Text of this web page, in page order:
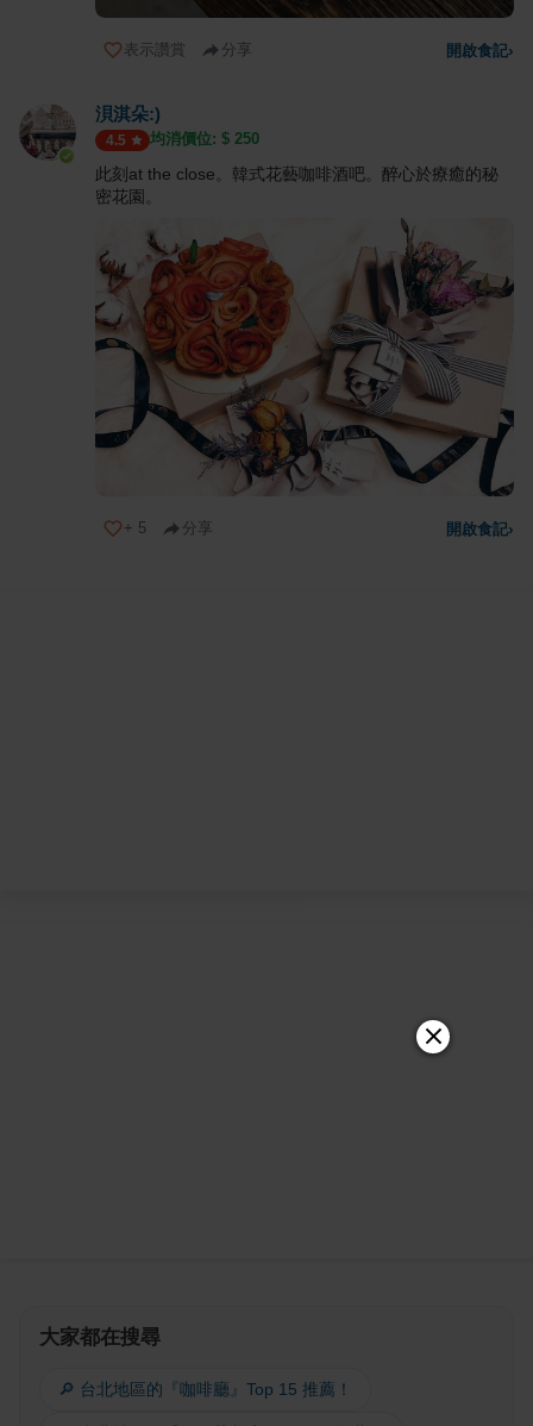
表示讚賞 分享 開啟食記›
浿淇朵:)
4.5 均消價位: $ 250
此刻at the close。韓式花藝咖啡酒吧。醉心於療癒的秘
密花園。
+ 5 分享 開啟食記›
大家都在搜尋
🔎 台北地區的『咖啡廳』Top 15 推薦！